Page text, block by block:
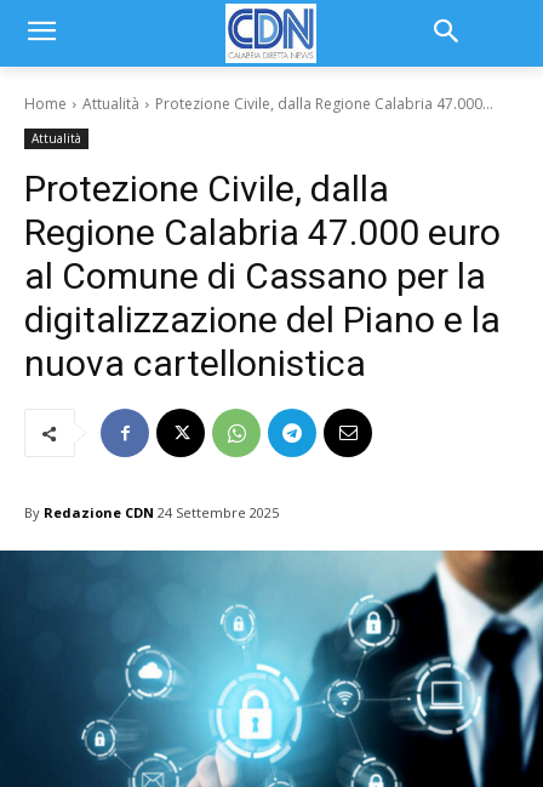
Home Attualità Protezione Civile, dalla Regione Calabria 47.000...
Attualità
Protezione Civile, dalla
Regione Calabria 47.000 euro
al Comune di Cassano per la
digitalizzazione del Piano e la
nuova cartellonistica
By Redazione CDN 24 Settembre 2025